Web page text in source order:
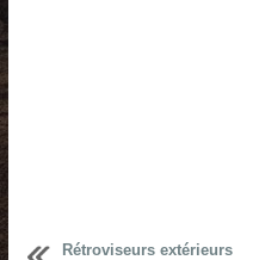
Rétroviseurs extérieurs